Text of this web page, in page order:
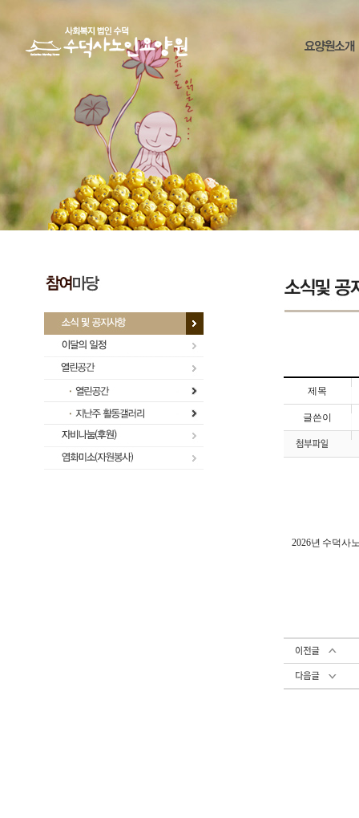
제목
글쓴이
2026년 수덕사